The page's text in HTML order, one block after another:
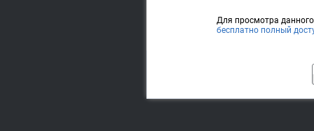
Для просмотра
бесплатно полный